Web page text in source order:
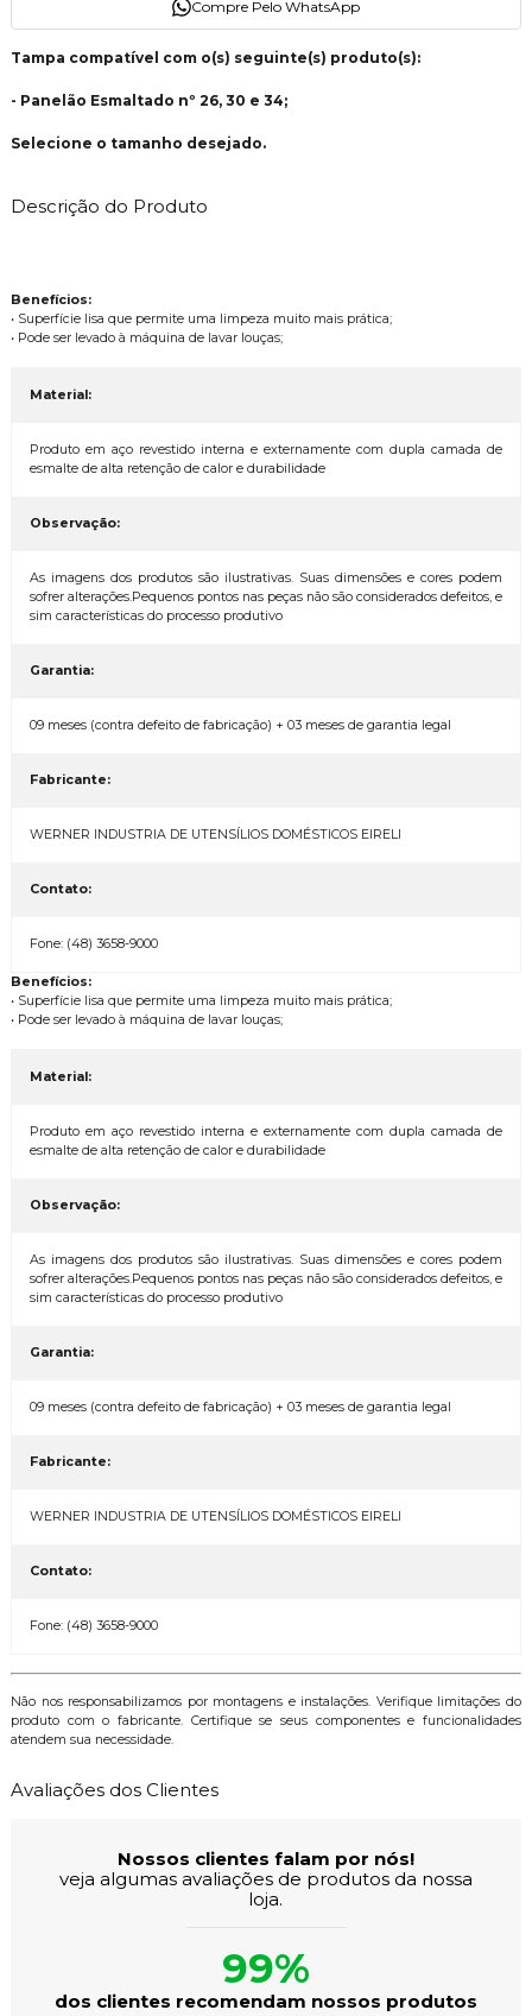
Compre Pelo WhatsApp
Tampa compatível com o(s) seguinte(s) produto(s):
- Panelão Esmaltado nº 26, 30 e 34;
Selecione o tamanho desejado.
Descrição do Produto
Benefícios:
• Superfície lisa que permite uma limpeza muito mais prática;
• Pode ser levado à máquina de lavar louças;
Material:
Produto em aço revestido interna e externamente com dupla camada de
esmalte de alta retenção de calor e durabilidade
Observação:
As imagens dos produtos são ilustrativas. Suas dimensões e cores podem
sofrer alterações.Pequenos pontos nas peças não são considerados defeitos, e
sim características do processo produtivo
Garantia:
09 meses (contra defeito de fabricação) + 03 meses de garantia legal
Fabricante:
WERNER INDUSTRIA DE UTENSÍLIOS DOMÉSTICOS EIRELI
Contato:
Fone: (48) 3658-9000
Benefícios:
• Superfície lisa que permite uma limpeza muito mais prática;
• Pode ser levado à máquina de lavar louças;
Material:
Produto em aço revestido interna e externamente com dupla camada de
esmalte de alta retenção de calor e durabilidade
Observação:
As imagens dos produtos são ilustrativas. Suas dimensões e cores podem
sofrer alterações.Pequenos pontos nas peças não são considerados defeitos, e
sim características do processo produtivo
Garantia:
09 meses (contra defeito de fabricação) + 03 meses de garantia legal
Fabricante:
WERNER INDUSTRIA DE UTENSÍLIOS DOMÉSTICOS EIRELI
Contato:
Fone: (48) 3658-9000
Não nos responsabilizamos por montagens e instalações. Verifique limitações do
produto com o fabricante. Certifique se seus componentes e funcionalidades
atendem sua necessidade.
Avaliações dos Clientes
Nossos clientes falam por nós!
veja algumas avaliações de produtos da nossa
loja.
99%
dos clientes recomendam nossos produtos